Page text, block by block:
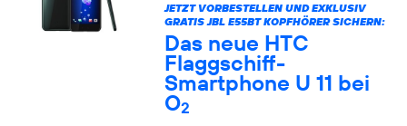
JETZT VORBESTELLEN UND EXKLUSIV
GRATIS JBL E55BT KOPFHÖRER SICHERN:
Das neue HTC
Flaggschiff-
Smartphone U 11 bei
O2